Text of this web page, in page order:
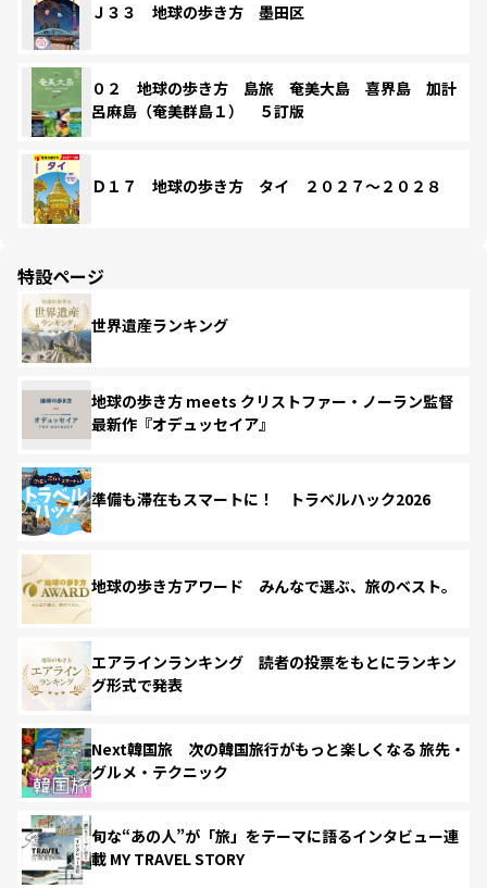
Ｊ３３ 地球の歩き方 墨田区
０２ 地球の歩き方 島旅 奄美大島 喜界島 加計
呂麻島（奄美群島１） ５訂版
Ｄ１７ 地球の歩き方 タイ ２０２７～２０２８
特設ページ
世界遺産ランキング
地球の歩き方 meets クリストファー・ノーラン監督
最新作『オデュッセイア』
準備も滞在もスマートに！ トラベルハック2026
地球の歩き方アワード みんなで選ぶ、旅のベスト。
エアラインランキング 読者の投票をもとにランキン
グ形式で発表
Next韓国旅 次の韓国旅行がもっと楽しくなる 旅先・
グルメ・テクニック
旬な“あの人”が「旅」をテーマに語るインタビュー連
載 MY TRAVEL STORY